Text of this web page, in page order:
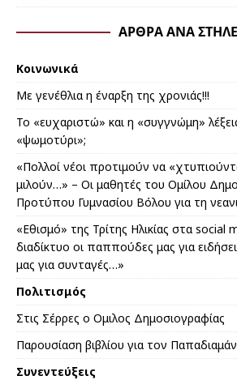
ΆΡΘΡΑ ΑΝΆ
Κοινωνικά
Με γενέθλια η έναρξη της χρονιάς!!!
Το «ευχαριστώ» και η «συγγνώμη»
«ψωμοτύρι»;
«Πολλοί νέοι προτιμούν να
μιλούν…» – Οι μαθητές του Ομίλου
Προτύπου Γυμνασίου Βόλου για τη
«Εθισμό» της Τρίτης Ηλικίας στα social
διαδίκτυο οι παππούδες μας για
μας για συνταγές…»
Πολιτισμός
Στις Σέρρες ο Ομιλος Δημοσιογραφίας
Παρουσίαση βιβλίου για τον
Συνεντεύξεις